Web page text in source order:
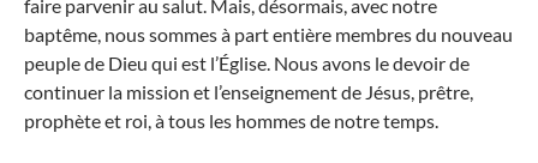
faire parvenir au salut. Mais, désormais,avec notre
baptême, noussommes à part entière membresdu nouveau
peuple de Dieu qui est l’Église. Nous avons le devoir de
continuer la mission et l’enseignement de Jésus, prêtre,
prophète et roi, à tous les hommes de notre temps.